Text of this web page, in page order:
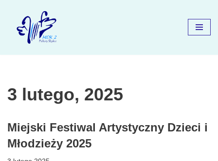
Przejdź
3 lutego, 2025
Miejski Festiwal Artystyczny Dzieci i
Młodzieży 2025